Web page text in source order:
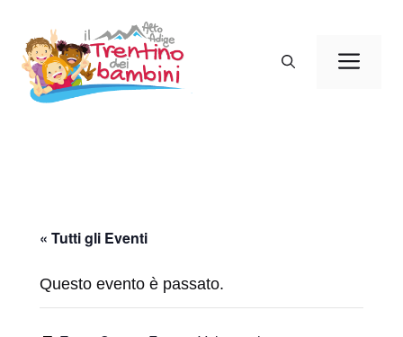
contenuto
« Tutti gli Eventi
Questo evento è passato.